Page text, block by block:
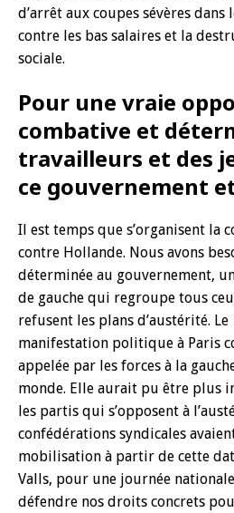
d’arrêt aux coupes sévères dans
contre les bas salaires et la
sociale.
Pour une vraie
combative et
travailleurs et des
ce gouvernement
Il est temps que s’organisent la
contre Hollande. Nous avons
déterminée au gouvernement,
de gauche qui regroupe tous
refusent les plans d’austérité.
manifestation politique à Paris
appelée par les forces à la
monde. Elle aurait pu être plus
les partis qui s’opposent à
confédérations syndicales
mobilisation à partir de cette
Valls, pour une journée
défendre nos droits concrets